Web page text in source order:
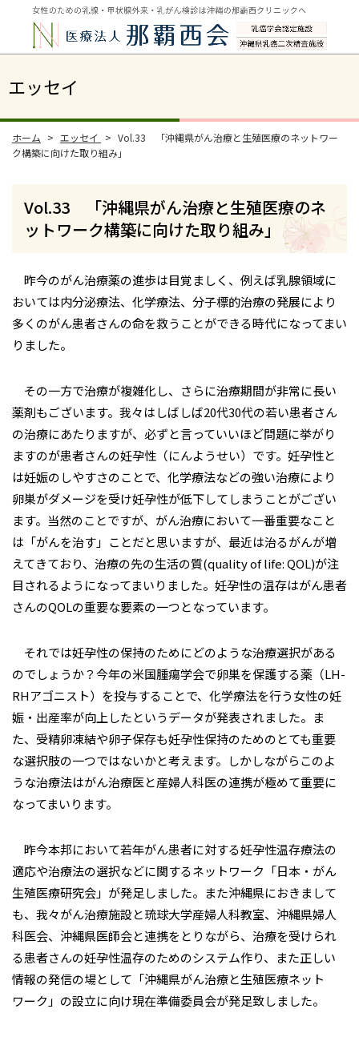
エッセイ
ホーム エッセイ
Vol.33 「沖縄県がん治療と生殖医療のネットワー
ク構築に向けた取り組み」
Vol.33 「沖縄県がん治療と生殖医療のネ
ットワーク構築に向けた取り組み」
昨今のがん治療薬の進歩は目覚ましく、例えば乳腺領域に
おいては内分泌療法、化学療法、分子標的治療の発展により
多くのがん患者さんの命を救うことができる時代になってまい
りました。
その一方で治療が複雑化し、さらに治療期間が非常に長い
薬剤もございます。我々はしばしば20代30代の若い患者さん
の治療にあたりますが、必ずと言っていいほど問題に挙がり
ますのが患者さんの妊孕性（にんようせい）です。妊孕性と
は妊娠のしやすさのことで、化学療法などの強い治療により
卵巣がダメージを受け妊孕性が低下してしまうことがござい
ます。当然のことですが、がん治療において一番重要なこと
は「がんを治す」ことだと思いますが、最近は治るがんが増
えてきており、治療の先の生活の質(quality of life: QOL)が注
目されるようになってまいりました。妊孕性の温存はがん患者
さんのQOLの重要な要素の一つとなっています。
それでは妊孕性の保持のためにどのような治療選択がある
のでしょうか？今年の米国腫瘍学会で卵巣を保護する薬（LH-
RHアゴニスト）を投与することで、化学療法を行う女性の妊
娠・出産率が向上したというデータが発表されました。ま
た、受精卵凍結や卵子保存も妊孕性保持のためのとても重要
な選択肢の一つではないかと考えます。しかしながらこのよ
うな治療法はがん治療医と産婦人科医の連携が極めて重要に
なってまいります。
昨今本邦において若年がん患者に対する妊孕性温存療法の
適応や治療法の選択などに関するネットワーク「日本・がん
生殖医療研究会」が発足しました。また沖縄県におきまして
も、我々がん治療施設と琉球大学産婦人科教室、沖縄県婦人
科医会、沖縄県医師会と連携をとりながら、治療を受けられ
る患者さんの妊孕性温存のためのシステム作り、また正しい
情報の発信の場として「沖縄県がん治療と生殖医療ネット
ワーク」の設立に向け現在準備委員会が発足致しました。